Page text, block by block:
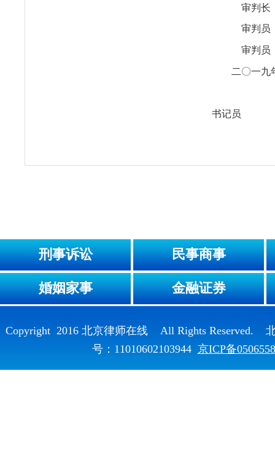
审判
审判
审判
二〇一九
书记
刑事诉讼 民事商事
婚姻家事 金融证券
Copyright 2016 北京律师在线 All Rights Reserved.
号：11010602103944 京ICP备